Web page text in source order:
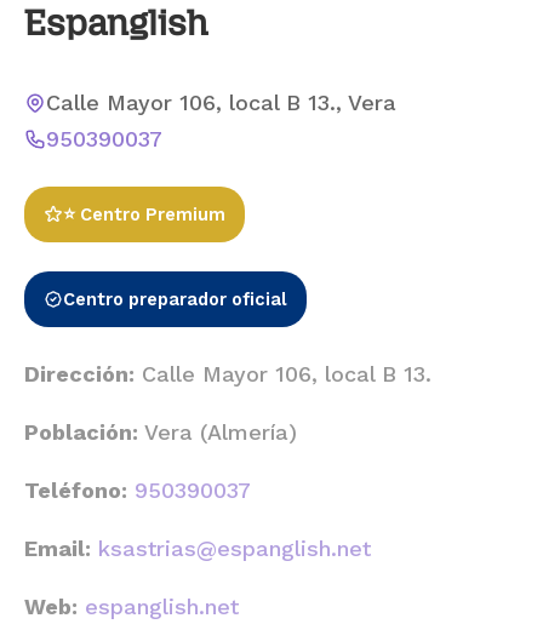
Espanglish
Calle Mayor 106, local B 13., Vera
950390037
⭐ Centro Premium
Centro preparador oficial
Dirección: Calle Mayor 106, local B 13.
Población: Vera (Almería)
Teléfono: 950390037
Email: ksastrias@espanglish.net
Web: espanglish.net